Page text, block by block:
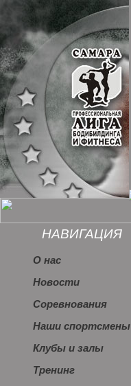
НАВИГАЦИЯ
О нас
Новости
Соревнования
Наши спортсмены
Клубы и залы
Тренинг